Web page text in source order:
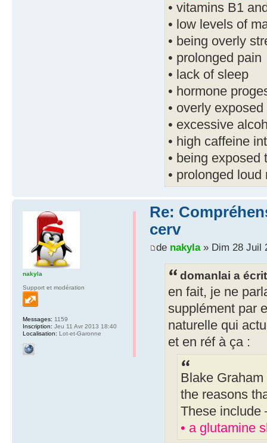
• vitamins B1
• low levels of
• being overly
• prolonged pain
• lack of sleep
• hormone
• overly
• excessive
• high caffeine
• being exposed
• prolonged loud
Re:
cerv
de nakyla» Dim 28 Juil
domanlai a
en fait, je ne
supplément par
naturelle qui
et en réf à ça :
Blake
the reasons
These include
• a glutamine
nakyla
Support et modération
Messages: 1159
Inscription: Jeu 11 Avr 2013 18:40
Localisation: Lot-et-Garonne